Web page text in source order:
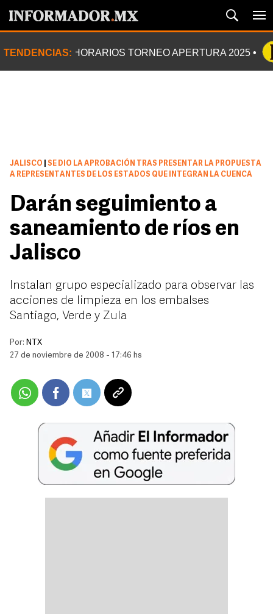
TENDENCIAS: HORARIOS TORNEO APERTURA 2025
JALISCO
SE DIO LA APROBACIÓN TRAS PRESENTAR LA PROPUESTA
A REPRESENTANTES DE LOS ESTADOS QUE INTEGRAN LA CUENCA
Darán seguimiento a
saneamiento de ríos en
Jalisco
Instalan grupo especializado para observar las
acciones de limpieza en los embalses
Santiago, Verde y Zula
Por: NTX
27 de noviembre de 2008 - 17:46 hs